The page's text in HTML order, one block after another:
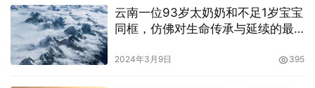
云南一位93岁太奶奶和不足1岁宝宝
同框，仿佛对生命传承与延续的最
2024年3月9日 395